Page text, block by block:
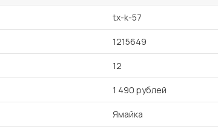
tx-k-57
1215649
12
1 490 рублей
Ямайка